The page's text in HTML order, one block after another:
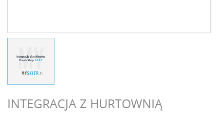
INTEGRACJA Z HURTOWNIĄ